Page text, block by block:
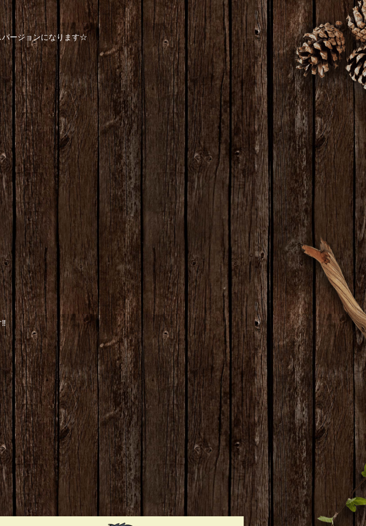
バージョンになります☆